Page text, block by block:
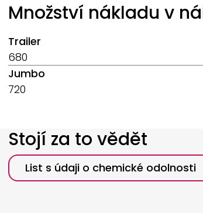
Množství nákladu v
Trailer
680
Jumbo
720
Stojí za to vědět
List s údaji o chemické odolnosti